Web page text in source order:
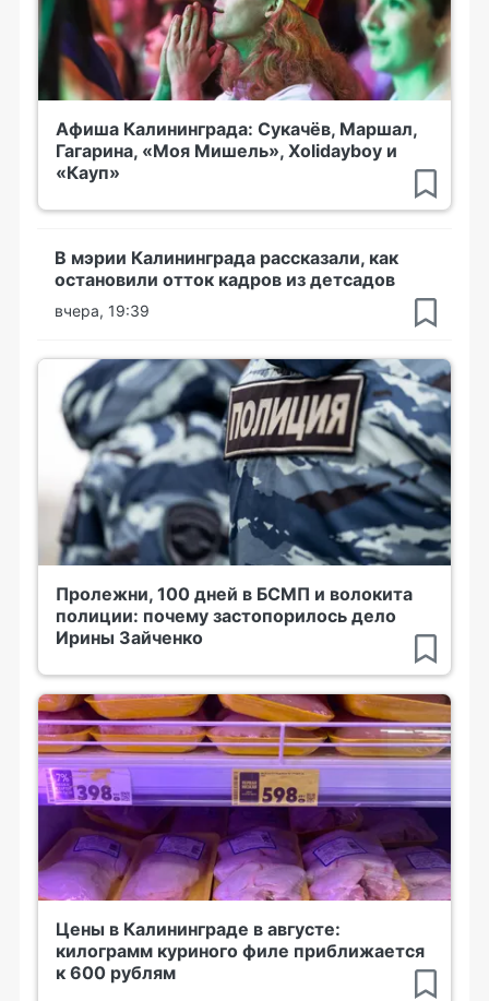
Афиша Калининграда: Сукачёв, Маршал,
Гагарина, «Моя Мишель», Xolidayboy и
«Кауп»
В мэрии Калининграда рассказали, как
остановили отток кадров из детсадов
вчера, 19:39
Пролежни, 100 дней в БСМП и волокита
полиции: почему застопорилось дело
Ирины Зайченко
Цены в Калининграде в августе:
килограмм куриного филе приближается
к 600 рублям